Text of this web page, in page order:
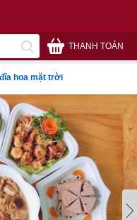
THANH TOÁN
hoa mặt trời